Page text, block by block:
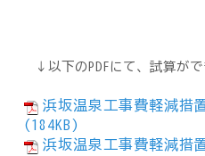
↓以下のPDFにて、試算がで
浜坂温泉工事費軽減措
(184KB)
浜坂温泉工事費軽減措